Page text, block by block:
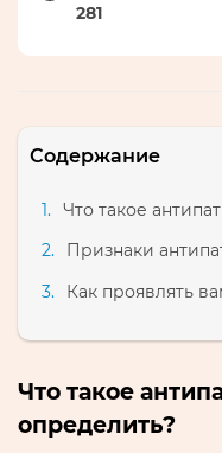
281
Содержание
Что такое
Признаки
Как проявлять
Что такое
определить?